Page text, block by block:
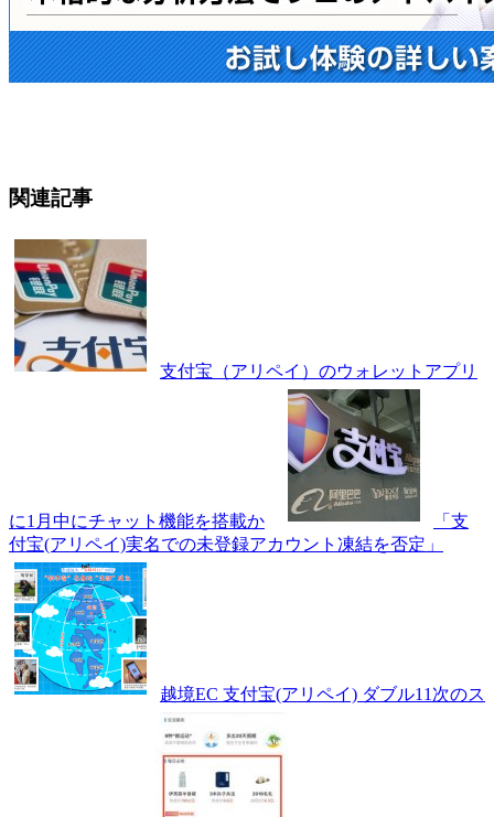
関連記事
支付宝（アリペイ）のウォレットアプリ
に1月中にチャット機能を搭載か
「支
付宝(アリペイ)実名での未登録アカウント凍結を否定」
越境EC 支付宝(アリペイ) ダブル11次のス